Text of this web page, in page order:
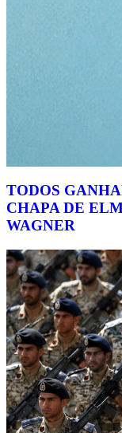
TODOS
CHAPA DE
WAGNER